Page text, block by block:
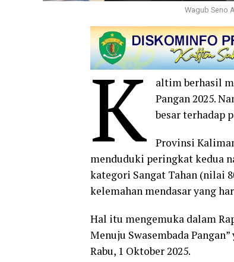
Wagub Seno
K
altim berhasil
Pangan 2025.
besar terhadap
Provinsi
menduduki peringkat kedua
kategori Sangat Tahan (nilai
kelemahan mendasar yang
Hal itu mengemuka dalam
Menuju Swasembada
Rabu, 1 Oktober 2025.